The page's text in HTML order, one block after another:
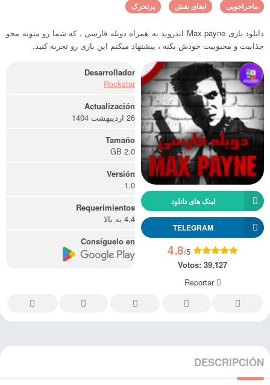
ماجراجویی ایفای نقش پرتحرک
دانلود بازی Max payne اندروید به همراه دوبله فارسی ، که شما رو متونه محو
جذابیت و محبوبیت خودش بکنه ، پیشنهاد میکنم این بازی رو تجربه کنید.
لینک های دانلود
TELEGRAM
4.8/5
Votos: 39,127
Reportar
Desarrollador
Rockstar
Actualización
26 اردیبهشت 1404
Tamaño
2.0 GB
Versión
1.0
Requerimientos
4.4 به بالا
Consíguelo en
DESCRIPCIÓN